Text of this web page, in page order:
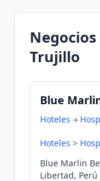
Trujillo
Blue
Hoteles
Hoteles >
Blue Marlin
Libertad, Perú